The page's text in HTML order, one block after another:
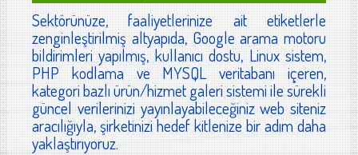
Sektörünüze, faaliyetlerinize ait etiketlerle
zenginleştirilmiş altyapıda, Google arama motoru
bildirimleri yapılmış, kullanıcı dostu, Linux sistem,
PHP kodlama ve MYSQL veritabanı içeren,
kategori bazlı ürün/hizmet galeri sistemi ile sürekli
güncel verilerinizi yayınlayabileceğiniz web siteniz
aracılığıyla, şirketinizi hedef kitlenize bir adım daha
yaklaştırıyoruz.